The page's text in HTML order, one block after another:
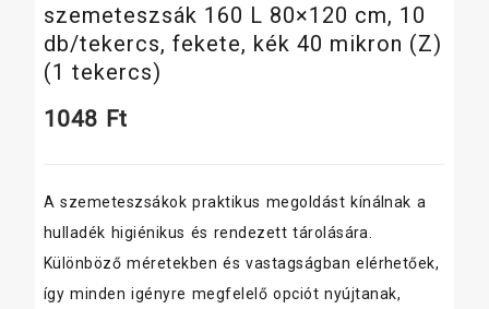
szemeteszsák 160 L 80×120 cm, 10
db/tekercs, fekete, kék 40 mikron (Z)
(1 tekercs)
1048 Ft
A szemeteszsákok praktikus megoldást kínálnak a
hulladék higiénikus és rendezett tárolására.
Különböző méretekben és vastagságban elérhetőek,
így minden igényre megfelelő opciót nyújtanak,